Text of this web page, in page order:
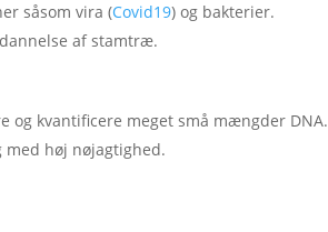
såsom vira (Covid19) og bakterier.
af stamtræ.
og kvantificere meget små mængder DNA.
med høj nøjagtighed.